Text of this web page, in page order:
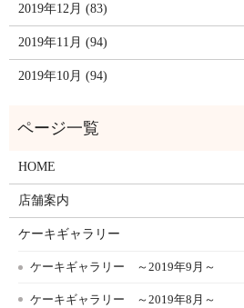
2019年12月 (83)
2019年11月 (94)
2019年10月 (94)
HOME
店舗案内
ケーキギャラリー
ケーキギャラリー ～2019年9月～
ケーキギャラリー ～2019年8月～